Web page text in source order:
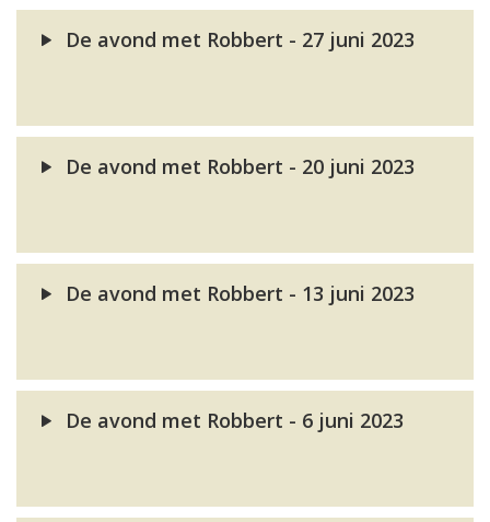
De avond met Robbert - 27 juni 2023
De avond met Robbert - 20 juni 2023
De avond met Robbert - 13 juni 2023
De avond met Robbert - 6 juni 2023